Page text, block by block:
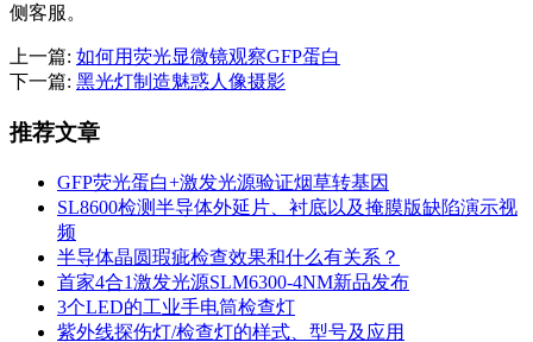
侧客服。
上一篇: 如何用荧光显微镜观察GFP蛋白
下一篇: 黑光灯制造魅惑人像摄影
推荐文章
GFP荧光蛋白+激发光源验证烟草转基因
SL8600检测半导体外延片、衬底以及掩膜版缺陷演示视
频
半导体晶圆瑕疵检查效果和什么有关系？
首家4合1激发光源SLM6300-4NM新品发布
3个LED的工业手电筒检查灯
紫外线探伤灯/检查灯的样式、型号及应用